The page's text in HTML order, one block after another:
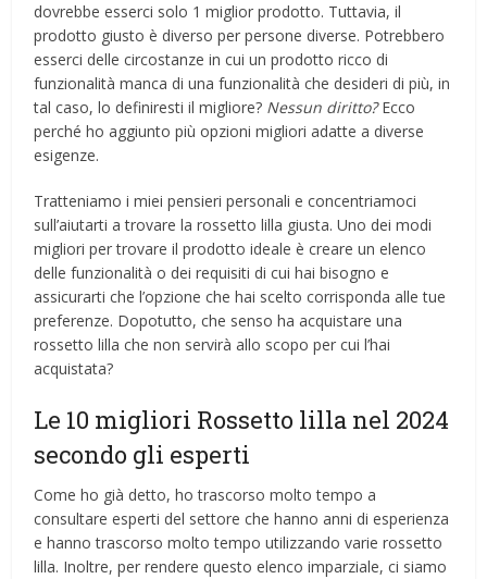
dovrebbe esserci solo 1 miglior prodotto. Tuttavia, il
prodotto giusto è diverso per persone diverse. Potrebbero
esserci delle circostanze in cui un prodotto ricco di
funzionalità manca di una funzionalità che desideri di più, in
tal caso, lo definiresti il ​​migliore? Nessun diritto?Ecco
perché ho aggiunto più opzioni migliori adatte a diverse
esigenze.
Tratteniamo i miei pensieri personali e concentriamoci
sull’aiutarti a trovare la rossetto lilla giusta. Uno dei modi
migliori per trovare il prodotto ideale è creare un elenco
delle funzionalità o dei requisiti di cui hai bisogno e
assicurarti che l’opzione che hai scelto corrisponda alle tue
preferenze. Dopotutto, che senso ha acquistare una
rossetto lilla che non servirà allo scopo per cui l’hai
acquistata?
Le 10 migliori Rossetto lilla nel 2024
secondo gli esperti
Come ho già detto, ho trascorso molto tempo a
consultare esperti del settore che hanno anni di esperienza
e hanno trascorso molto tempo utilizzando varie rossetto
lilla. Inoltre, per rendere questo elenco imparziale, ci siamo